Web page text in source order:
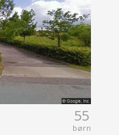
55
børn